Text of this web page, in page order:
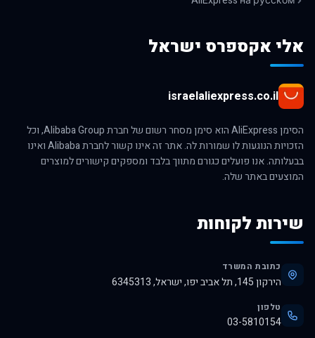
אלי אקספרס ישראל
israelaliexpress.co.il
הסימן AliExpress הוא סימן מסחר רשום של חברת Alibaba Group, וכל
הזכויות הנוגעות לו שמורות לה. אתר זה אינו קשור לחברת Alibaba ואינו
בבעלותה. אנו פועלים כגורם מתווך בלבד ומספקים קישורים למוצרים
המוצעים באתר שלה.
שירות לקוחות
כתובת המשרד
הירקון 145, תל אביב יפו, ישראל, 6345313
טלפון
03-5810154